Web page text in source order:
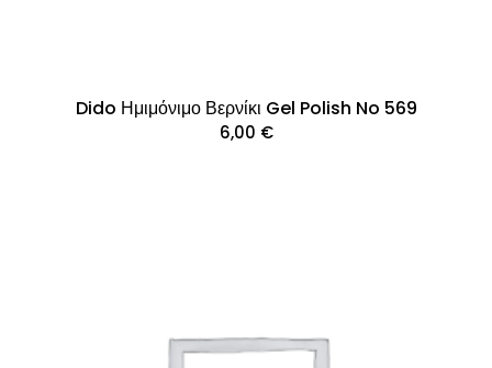
Dido Ημιμόνιμο Βερνίκι Gel Polish No 569
6,00 €